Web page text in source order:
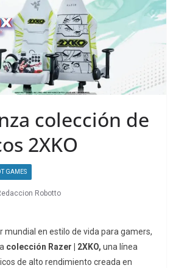
colección de
2XKO
GAMES
Robotto
mundial en estilo de vida para gamers,
colección Razer | 2XKO, una línea
de alto rendimiento creada en